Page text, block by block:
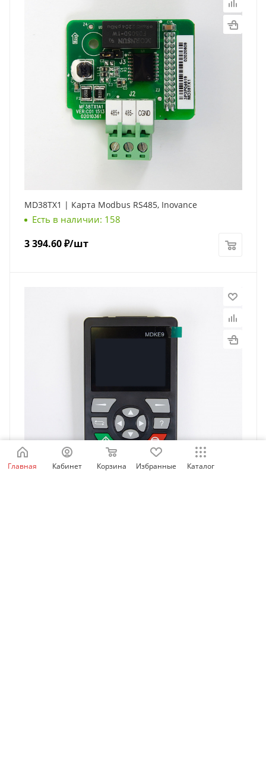
MD38TX1 | Карта Modbus RS485, Inovance
Есть в наличии: 158
3 394.60₽/шт
Главная Кабинет Корзина Избранные Каталог